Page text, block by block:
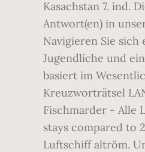
Kasachstan 7. ind.
Antwort(en) in
Navigieren Sie
Jugendliche und
basiert im
Kreuzworträtsel
Fischmarder - Alle
stays compared to
Luftschiff altröm.